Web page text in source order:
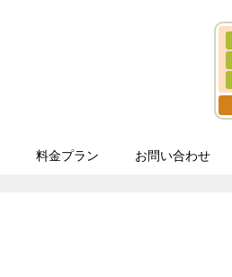
料金プラン お問い合わせ